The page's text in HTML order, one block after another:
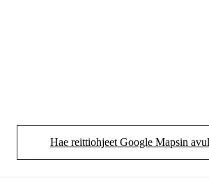
Hae reittiohjeet Google Mapsin
(Aukeaa